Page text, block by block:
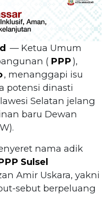
— Ketua Umum
( PPP),
, menanggapi isu
potensi dinasti
Selatan jelang
baru Dewan
nama adik
Sulsel
Amir Uskara, yakni
sebut berpeluang